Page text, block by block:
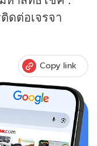
ดต่อเจรจา
Copy link